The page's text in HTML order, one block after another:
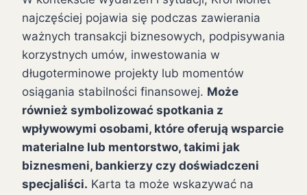
najczęściej pojawia się podczas zawierania
ważnych transakcji biznesowych, podpisywania
korzystnych umów, inwestowania w
długoterminowe projekty lub momentów
osiągania stabilności finansowej. Może
również symbolizować spotkania z
wpływowymi osobami, które oferują wsparcie
materialne lub mentorstwo, takimi jak
biznesmeni, bankierzy czy doświadczeni
specjaliści. Karta ta może wskazywać na